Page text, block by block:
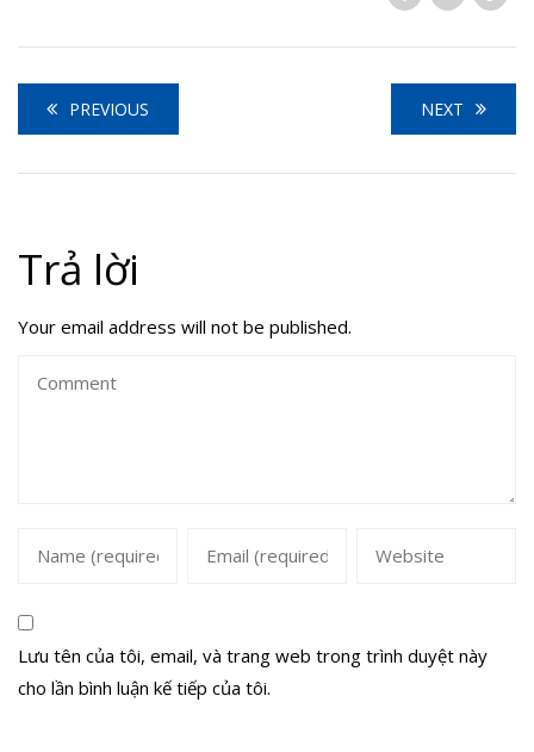
PREVIOUS NEXT
Trả lời
Your email address will not be published.
Lưu tên của tôi, email, và trang web trong trình duyệt này
cho lần bình luận kế tiếp của tôi.